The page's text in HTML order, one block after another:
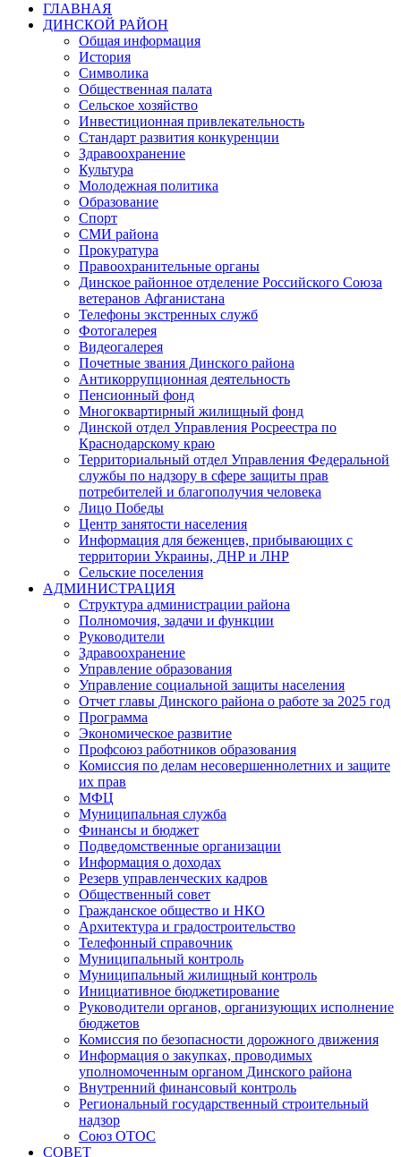
ГЛАВНАЯ
ДИНСКОЙ РАЙОН
Общая информация
История
Символика
Общественная палата
Сельское хозяйство
Инвестиционная привлекательность
Стандарт развития конкуренции
Здравоохранение
Культура
Молодежная политика
Образование
Спорт
СМИ района
Прокуратура
Правоохранительные органы
Динское районное отделение Российского Союза
ветеранов Афганистана
Телефоны экстренных служб
Фотогалерея
Видеогалерея
Почетные звания Динского района
Антикоррупционная деятельность
Пенсионный фонд
Многоквартирный жилищный фонд
Динской отдел Управления Росреестра по
Краснодарскому краю
Территориальный отдел Управления Федеральной
службы по надзору в сфере защиты прав
потребителей и благополучия человека
Лицо Победы
Центр занятости населения
Информация для беженцев, прибывающих с
территории Украины, ДНР и ЛНР
Сельские поселения
АДМИНИСТРАЦИЯ
Структура администрации района
Полномочия, задачи и функции
Руководители
Здравоохранение
Управление образования
Управление социальной защиты населения
Отчет главы Динского района о работе за 2025 год
Программа
Экономическое развитие
Профсоюз работников образования
Комиссия по делам несовершеннолетних и защите
их прав
МФЦ
Муниципальная служба
Финансы и бюджет
Подведомственные организации
Информация о доходах
Резерв управленческих кадров
Общественный совет
Гражданское общество и НКО
Архитектура и градостроительство
Телефонный справочник
Муниципальный контроль
Муниципальный жилищный контроль
Инициативное бюджетирование
Руководители органов, организующих исполнение
бюджетов
Комиссия по безопасности дорожного движения
Информация о закупках, проводимых
уполномоченным органом Динского района
Внутренний финансовый контроль
Региональный государственный строительный
надзор
Союз ОТОС
СОВЕТ